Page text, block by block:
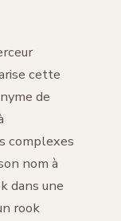
cette
de
complexes
nom à
dans une
rook